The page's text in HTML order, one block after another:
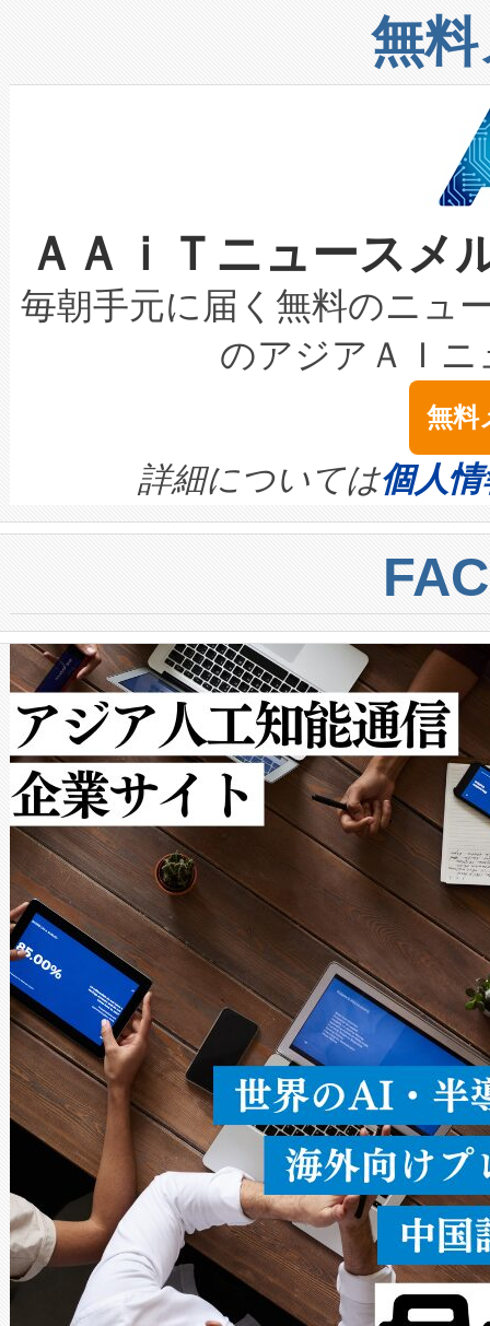
上げおよび商用化段階におけ
設備整備および立ち上げ調整
加組織は、Enzeneのバイオ
選定された製品について、自
取得できる可能性もあります
設には、3億～4億ドルかか
最高経営責任者（CEO）であ
す。「当社のfully-connected
ームを利用すれば、6,000万
きます。この効率性は、フェ
増加しているデータセンター
る電力網に大きな負担をかけ
事業者の負担軽減という課題
系統連系を迅速にし、ピーク
限を超えて利用可能な電力容
持できるよう貢献します。こ
ービスレベル契約（SLA）違
テリー性能の劣化によるダウ
念は、現在データセンターが
ます。 Voltaiq provides a
quality and reliability for AI
BESS stack to ensure battery
centers. Voltaiqは、ai&のAI
からシステム統合、試運転、
クルの各段階のデータを監視
[…]
リューション「Avia 2」を発
したAvia 2は、1,000メート
狭視野のFOVを切り替えるこ
ケーブル、枝などの細かな対
なレーザースポットにより、
な環境下でも豊かなディテー
キロメートル範囲を検出
LiDAR for Inspections,
は1535 nmレーザーを搭載。
イズの小径化を実現すること
す。ノーマルモードでは、
ートル先まで検出でき、これ
トに対して約600メートルに
では、反射率10％のターゲッ
で向上し、最大検知距離は
ットだけで最大1キロメート
ルの変電所周囲を監視でき、
作業と点群処理を簡素化でき
Avia 2は、2種類のFOVオプシ
× 80°のノーマルモード、長
ードを切り替えて使用するこ
ることなく、単一のデバイス
うにします。遠距離まで届く
密度なスキャ […]
無
ＡＡｉＴニュース
毎朝手元に届く無料のニュ
のアジアＡＩ
無料
詳細については個人